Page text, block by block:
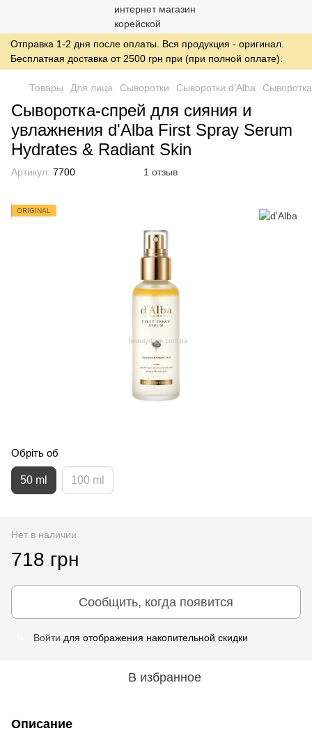
Отправка 1-2 дня после оплаты. Вся продукция - оригинал.
Бесплатная доставка от 2500 грн при (при полной оплате).
Товары Для лица Сыворотки Сыворотки d'Alba
Сыворотка-спрей для сияния и
увлажнения d'Alba First Spray Serum
Hydrates & Radiant Skin
Артикул: 7700 1 отзыв
ORIGINAL
Обріть об
50 ml 100 ml
Нет в наличии
718 грн
Сообщить, когда появится
Войти для отображения накопительной скидки
В избранное
Описание